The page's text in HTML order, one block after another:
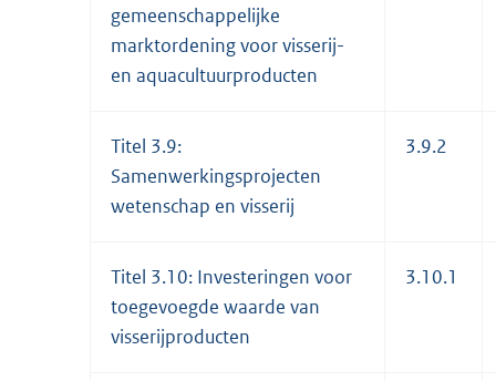
gemeenschappelijke
marktordening voor visserij-
en aquacultuurproducten
Titel 3.9:
Samenwerkingsprojecten
wetenschap en visserij
3.9.2
Titel 3.10: Investeringen voor
toegevoegde waarde van
visserijproducten
3.10.1